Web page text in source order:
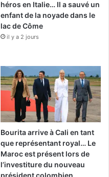
héros en Italie… Il a sauvé un
enfant de la noyade dans le
lac de Côme
il y a 2 jours
Bourita arrive à Cali en tant
que représentant royal… Le
Maroc est présent lors de
l’investiture du nouveau